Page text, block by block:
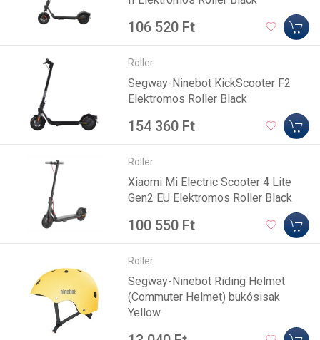
106 520 Ft
Roller
Segway-Ninebot KickScooter F2
Elektromos Roller Black
154 360 Ft
Roller
Xiaomi Mi Electric Scooter 4 Lite
Gen2 EU Elektromos Roller Black
100 550 Ft
Roller
Segway-Ninebot Riding Helmet
(Commuter Helmet) bukósisak
Yellow